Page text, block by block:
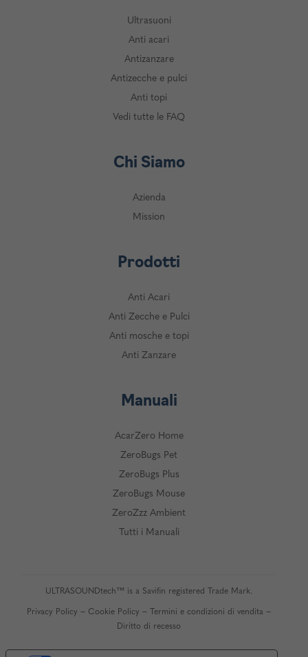
Ultrasuoni
Anti acari
Antizanzare
Antizecche e pulci
Anti topi
Vedi tutte le FAQ
Chi Siamo
Azienda
Mission
Prodotti
Anti Acari
Anti Zecche e Pulci
Anti mosche e topi
Anti Zanzare
Manuali
AcarZero Home
ZeroBugs Pet
ZeroBugs Plus
ZeroBugs Mouse
ZeroZzz Ambient
Tutti i Manuali
Privacy Policy – Cookie Policy – Termini e condizioni di vendita –
Diritto di recesso
ULTRASOUNDtech™ is a Savifin registered Trade Mark.